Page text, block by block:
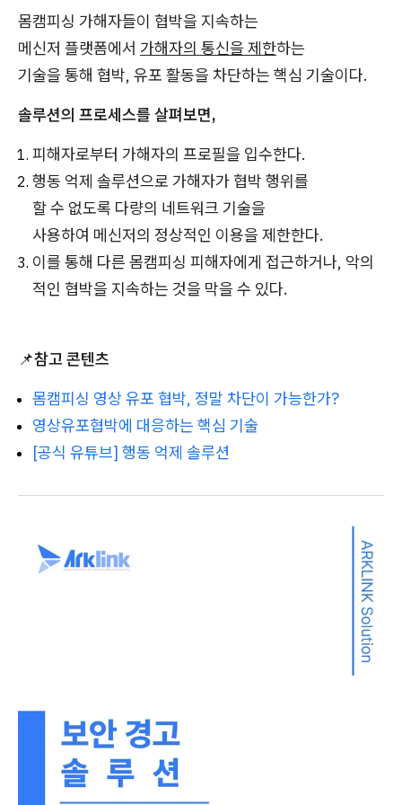
몸캠피싱 가해자들이 협박을 지속하는
메신저 플랫폼에서 가해자의 통신을 제한하는
기술을 통해 협박, 유포 활동을 차단하는 핵심 기술이다.
솔루션의 프로세스를 살펴보면,
피해자로부터 가해자의 프로필을 입수한다.
행동 억제 솔루션으로 가해자가 협박 행위를
할 수 없도록 다량의 네트워크 기술을
사용하여 메신저의 정상적인 이용을 제한한다.
이를 통해 다른 몸캠피싱 피해자에게 접근하거나, 악의
적인 협박을 지속하는 것을 막을 수 있다.
📌참고 콘텐츠
몸캠피싱 영상 유포 협박, 정말 차단이 가능한가?
영상유포협박에 대응하는 핵심 기술
[공식 유튜브] 행동 억제 솔루션